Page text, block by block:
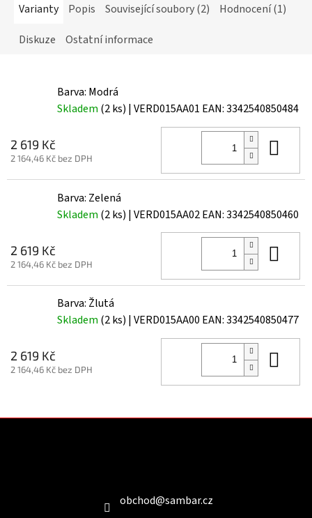
Varianty Popis Související soubory (2)
Hodnocení (1)
Diskuze
Ostatní informace
Barva: Modrá
Skladem (2 ks) | VERD015AA01 EAN:3342540850484
2 619 Kč
2 164,46 Kč bez DPH
Barva: Zelená
Skladem (2 ks) | VERD015AA02EAN:3342540850460
2 619 Kč
2 164,46 Kč bez DPH
Barva: Žlutá
Skladem (2 ks) | VERD015AA00 EAN:3342540850477
2 619 Kč
2 164,46 Kč bez DPH
obchod@sambar.cz